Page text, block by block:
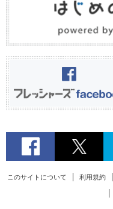
このサイトについて 利用規約